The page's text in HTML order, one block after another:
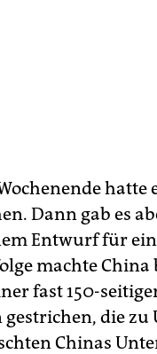
Dann gab es
Entwurf für ein
machte
fast 150-
gestrichen, die
Chinas